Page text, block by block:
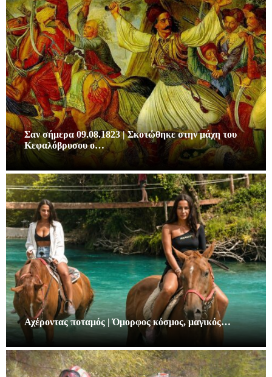
Σαν σήμερα 09.08.1823 | Σκοτώθηκε στην μάχη του
Κεφαλόβρυσου ο…
Αχέροντας ποταμός | Όμορφος κόσμος, μαγικός…